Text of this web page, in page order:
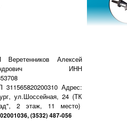
Алексей
ИНН
Адрес:
ул.Шоссейная, 24 (ТК
2 этаж, 11 место)
(3532) 487-056